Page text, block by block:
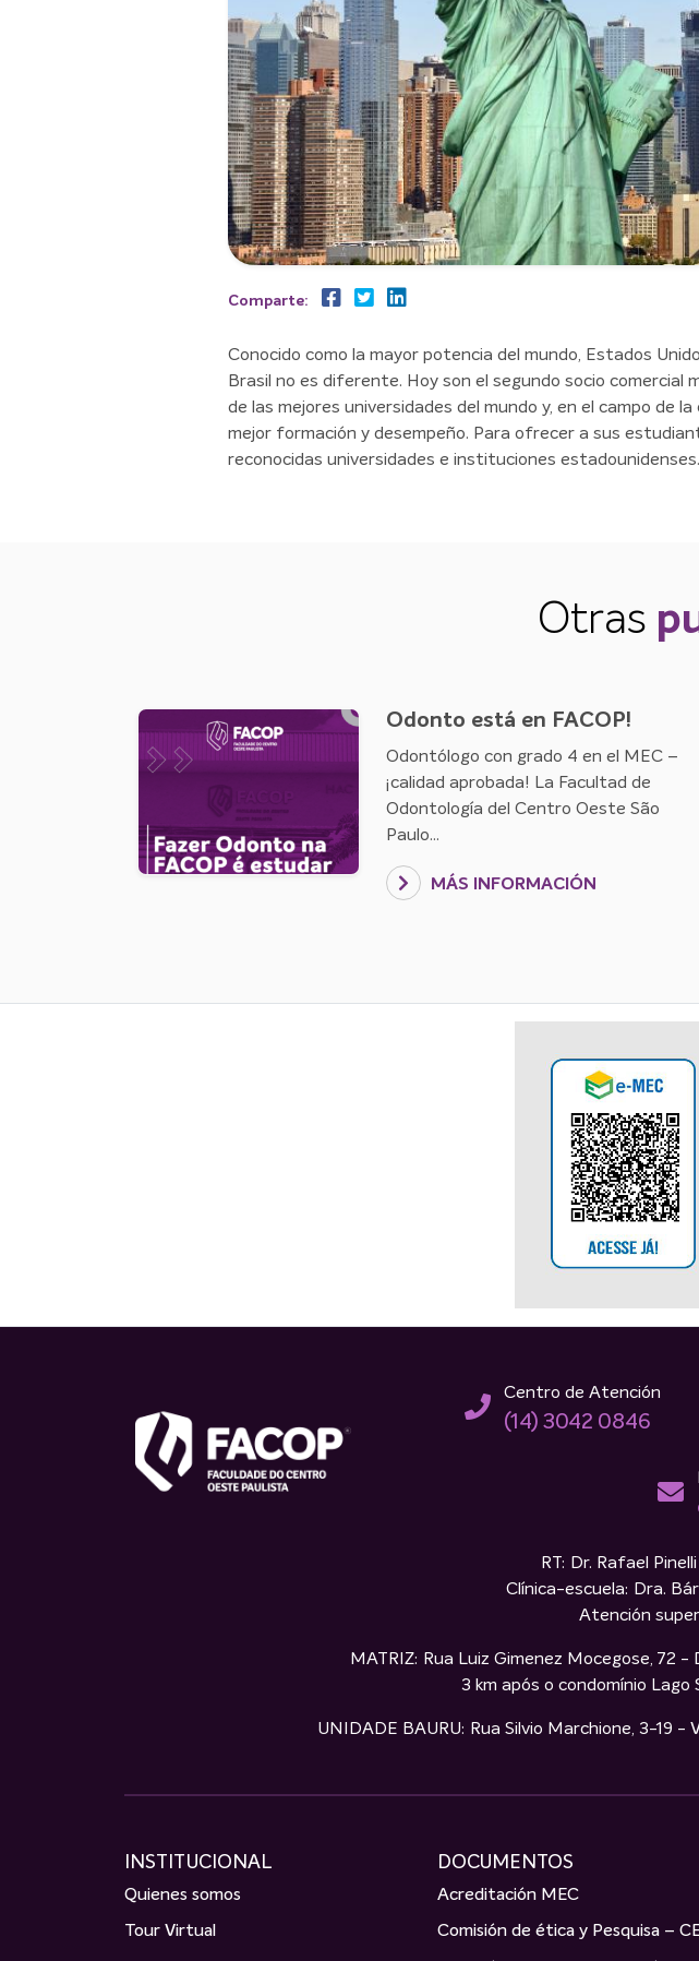
Comparte:
Conocido como la mayor potencia del mundo, Estados
Brasil no es diferente. Hoy son el segundo socio
de las mejores universidades del mundo y, en el campo de
mejor formación y desempeño. Para ofrecer a sus
reconocidas universidades e instituciones estadounidenses.
Otras
Odonto está en FACOP!
Odontólogo con grado 4 en el MEC –
¡calidad aprobada! La Facultad de
Odontología del Centro Oeste São
Paulo...
MÁS INFORMACIÓN
Centro de Atención
(14) 3042 0846
RT: Dr. Rafael
Clínica-escuela: Dra.
Atención
MATRIZ: Rua Luiz Gimenez Mocegose, 72
3 km após o condomínio
UNIDADE BAURU: Rua Silvio Marchione, 3-19
INSTITUCIONAL
Quienes somos
Tour Virtual
DOCUMENTOS
Acreditación MEC
Comisión de ética y Pesquisa –